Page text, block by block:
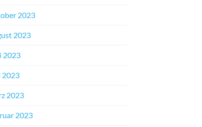
2023
2023
2023
2023
2023
2023